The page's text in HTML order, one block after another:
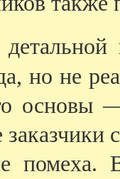
но не
основы
помеха.